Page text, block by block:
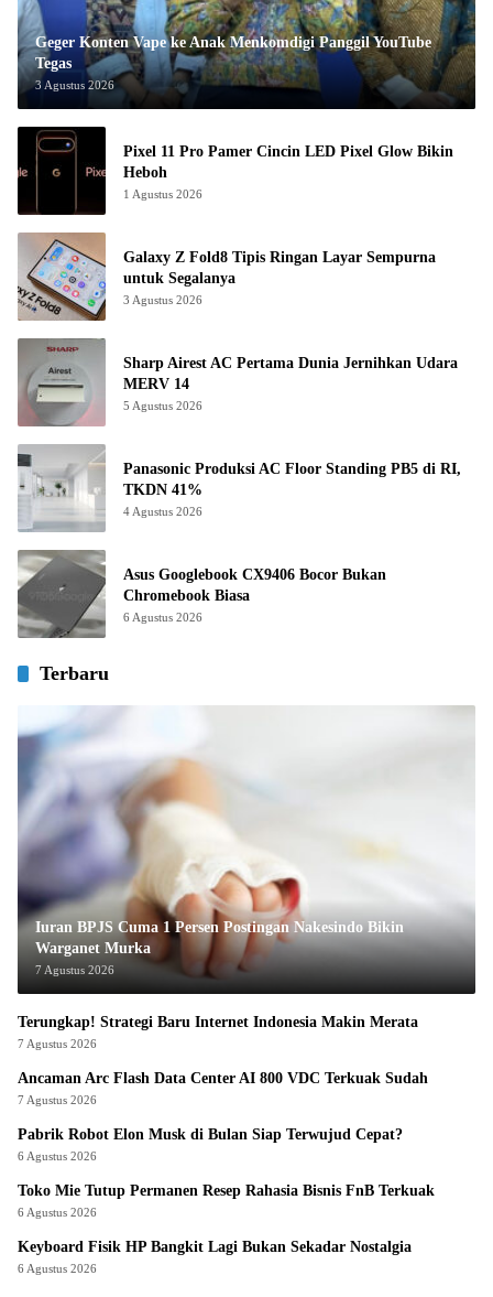
Geger Konten Vape ke Anak Menkomdigi Panggil YouTube
Tegas
3 Agustus 2026
Pixel 11 Pro Pamer Cincin LED Pixel Glow Bikin
Heboh
1 Agustus 2026
Galaxy Z Fold8 Tipis Ringan Layar Sempurna
untuk Segalanya
3 Agustus 2026
Sharp Airest AC Pertama Dunia Jernihkan Udara
MERV 14
5 Agustus 2026
Panasonic Produksi AC Floor Standing PB5 di RI,
TKDN 41%
4 Agustus 2026
Asus Googlebook CX9406 Bocor Bukan
Chromebook Biasa
6 Agustus 2026
Terbaru
Iuran BPJS Cuma 1 Persen Postingan Nakesindo Bikin
Warganet Murka
7 Agustus 2026
Terungkap! Strategi Baru Internet Indonesia Makin Merata
7 Agustus 2026
Ancaman Arc Flash Data Center AI 800 VDC Terkuak Sudah
7 Agustus 2026
Pabrik Robot Elon Musk di Bulan Siap Terwujud Cepat?
6 Agustus 2026
Toko Mie Tutup Permanen Resep Rahasia Bisnis FnB Terkuak
6 Agustus 2026
Keyboard Fisik HP Bangkit Lagi Bukan Sekadar Nostalgia
6 Agustus 2026